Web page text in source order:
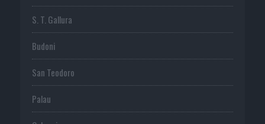
S. T. Gallura
Budoni
San Teodoro
Palau